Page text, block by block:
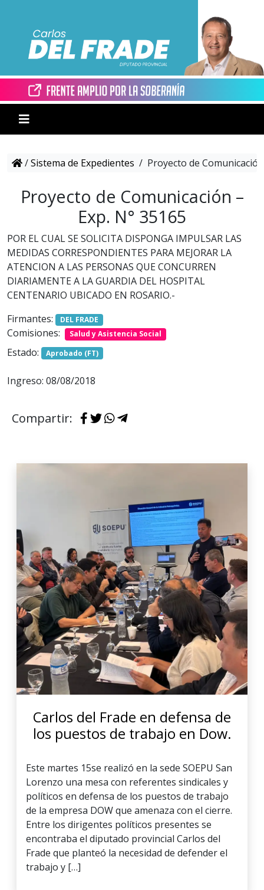
/Sistema de Expedientes / Proyecto de
Proyecto de Comunicación –
Exp. N° 35165
POR EL CUAL SE SOLICITA DISPONGA IMPULSAR LAS
MEDIDAS CORRESPONDIENTES PARA MEJORAR LA
ATENCION A LAS PERSONAS QUE CONCURREN
DIARIAMENTE A LA GUARDIA DEL HOSPITAL
CENTENARIO UBICADO EN ROSARIO.-
Firmantes:
DEL FRADE
Comisiones: Salud y Asistencia Social
Estado: Aprobado (FT)
Ingreso: 08/08/2018
Compartir:
Carlos del Frade en defensa de
los puestos de trabajo en Dow.
Este martes 15se realizó en la sede SOEPU San
Lorenzo una mesa con referentes sindicales y
políticos en defensa de los puestos de trabajo
de la empresa DOW que amenaza con el cierre.
Entre los dirigentes políticos presentes se
encontraba el diputado provincial Carlos del
Frade que planteó la necesidad de defender el
trabajo y […]